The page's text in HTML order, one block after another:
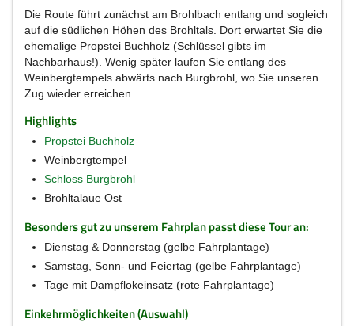
Die Route führt zunächst am Brohlbach entlang und sogleich
auf die südlichen Höhen des Brohltals. Dort erwartet Sie die
ehemalige Propstei Buchholz (Schlüssel gibts im
Nachbarhaus!). Wenig später laufen Sie entlang des
Weinbergtempels abwärts nach Burgbrohl, wo Sie unseren
Zug wieder erreichen.
Highlights
Propstei Buchholz
Weinbergtempel
Schloss Burgbrohl
Brohltalaue Ost
Besonders gut zu unserem Fahrplan passt diese Tour an:
Dienstag & Donnerstag (gelbe Fahrplantage)
Samstag, Sonn- und Feiertag (gelbe Fahrplantage)
Tage mit Dampflokeinsatz (rote Fahrplantage)
Einkehrmöglichkeiten (Auswahl)